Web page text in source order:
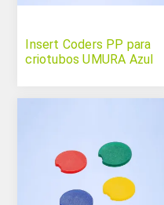
Insert Coders PP para
criotubos UMURA Azul